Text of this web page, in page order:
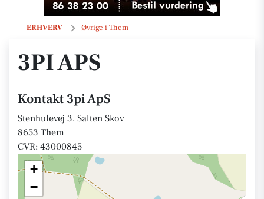
ERHVERV Øvrige i Them
3pi ApS
3PI APS
Kontakt 3pi ApS
Stenhulevej 3, Salten Skov
8653 Them
CVR: 43000845
+
−